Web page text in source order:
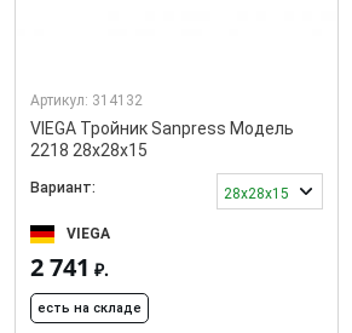
Артикул: 314132
VIEGA Тройник Sanpress Модель
2218 28x28x15
Вариант: 28x28x15
VIEGA
2 741 ₽.
есть на складе